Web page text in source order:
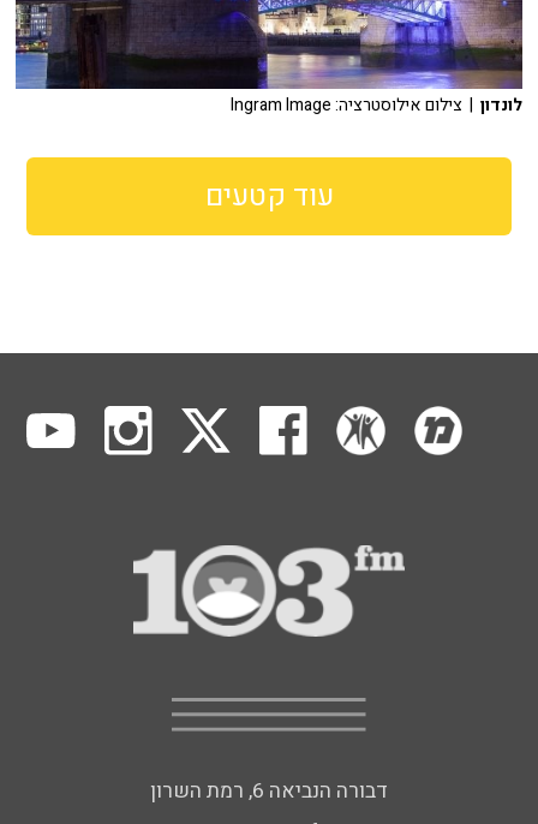
לונדון | צילום אילוסטרציה: Ingram Image
עוד קטעים
דבורה הנביאה 6, רמת השרון